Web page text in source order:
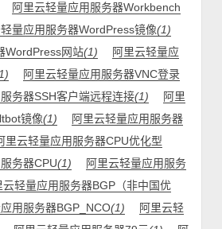
阿里云轻量应用服务器Workbench
量应用服务器WordPress镜像(1)
WordPress网站(1)
阿里云轻量应
阿里云轻量应用服务器VNC登录
务器SSH客户端远程连接(1)
阿里
镜像(1)
阿里云轻量应用服务器
里云轻量应用服务器CPU优化型
务器CPU(1)
阿里云轻量应用服务
云轻量应用服务器BGP（非中国优
用服务器BGP_NCO(1)
阿里云轻